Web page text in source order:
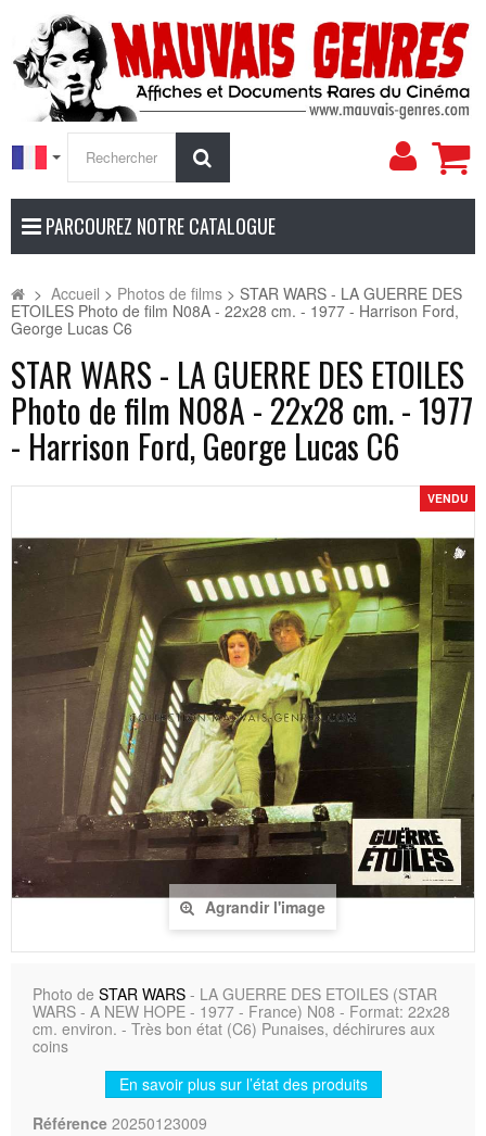
Mon
PARCOUREZ NOTRE CATALOGUE
> Accueil > Photos de films > STAR WARS - LA GUERRE DES
ETOILES Photo de film N08A - 22x28 cm. - 1977 - Harrison Ford,
George Lucas C6
STAR WARS - LA GUERRE DES ETOILES
Photo de film N08A - 22x28 cm. - 1977
- Harrison Ford, George Lucas C6
Agrandir l'image
VENDU
Photo de STAR WARS - LA GUERRE DES ETOILES (STAR
WARS - A NEW HOPE - 1977 - France) N08 - Format: 22x28
cm. environ. - Très bon état (C6) Punaises, déchirures aux
coins
En savoir plus sur l’état des produits
Référence 20250123009